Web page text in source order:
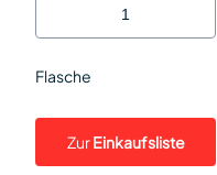
Flasche
ZurEinkaufsliste